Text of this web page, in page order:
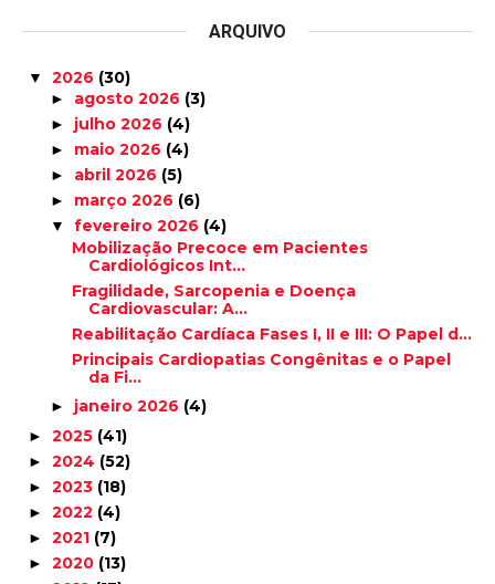
ARQUIVO
▼ 2026 (30)
► agosto 2026 (3)
► julho 2026 (4)
► maio 2026 (4)
► abril 2026 (5)
► março 2026 (6)
▼ fevereiro 2026 (4)
Mobilização Precoce em Pacientes
Cardiológicos Int...
Fragilidade, Sarcopenia e Doença
Cardiovascular: A...
Reabilitação Cardíaca Fases I, II e III: O Papel d...
Principais Cardiopatias Congênitas e o Papel
da Fi...
► janeiro 2026 (4)
► 2025 (41)
► 2024 (52)
► 2023 (18)
► 2022 (4)
► 2021 (7)
► 2020 (13)